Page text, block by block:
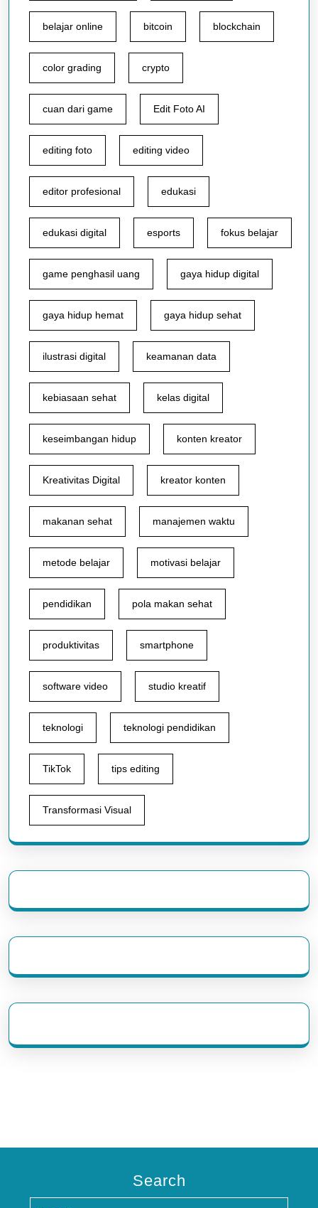
belajar online bitcoin blockchain
color grading crypto
cuan dari game Edit Foto AI
editing foto editing video
editor profesional edukasi
edukasi digital esports fokus belajar
game penghasil uang gaya hidup digital
gaya hidup hemat gaya hidup sehat
ilustrasi digital keamanan data
kebiasaan sehat kelas digital
keseimbangan hidup konten kreator
Kreativitas Digital kreator konten
makanan sehat manajemen waktu
metode belajar motivasi belajar
pendidikan pola makan sehat
produktivitas smartphone
software video studio kreatif
teknologi teknologi pendidikan
TikTok tips editing
Transformasi Visual
Search